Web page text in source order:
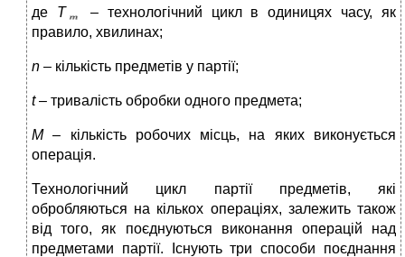
де Т
– технологічний цикл в одиницях часу, як
правило, хвилинах;
n – кількість предметів у партії;
t– тривалість обробки одного предмета;
М– кількість робочих місць, на яких виконується
операція.
Технологічний цикл партії предметів, які
обробляються на кількох операціях, залежить також
від того, як поєднуються виконання операцій над
предметами партії. Існують три способи поєднання